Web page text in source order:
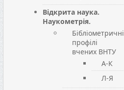
Відкрита наука.
Наукометрія.
Бібліометричні
профілі
вчених ВНТУ
А-К
Л-Я